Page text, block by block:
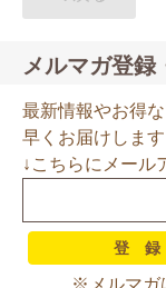
メルマガ登録
最新情報やお得
早くお届けします
↓こちらにメール
※メルマガ